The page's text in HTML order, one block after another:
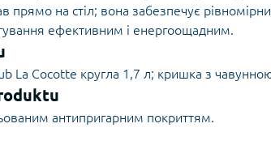
прямо на стіл; вона забезпечує
ефективним і енергоощадним.
La Cocotte кругла 1,7 л; кришка з
антипригарним покриттям.